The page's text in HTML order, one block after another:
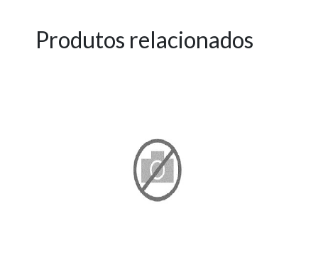
Produtos relacionados